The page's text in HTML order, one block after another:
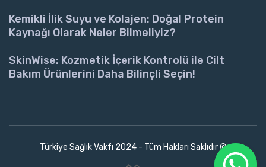
Kemikli İlik Suyu ve Kolajen: Doğal Protein
Kaynağı Olarak Neler Bilmeliyiz?
SkinWise: Kozmetik İçerik Kontrolü ile Cilt
Bakım Ürünlerini Daha Bilinçli Seçin!
Türkiye Sağlık Vakfı 2024 - Tüm Hakları Saklıdır ©